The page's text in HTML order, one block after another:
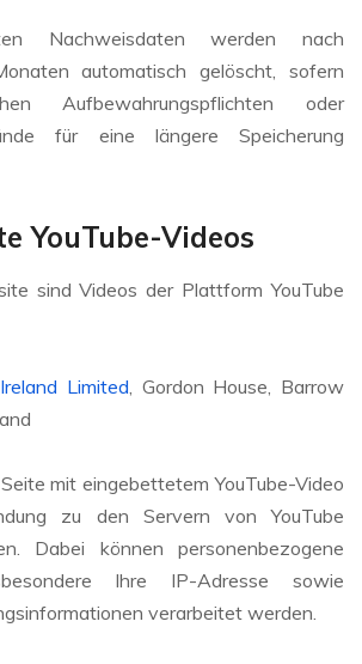
Nachweisdaten werden nach
automatisch gelöscht, sofern
Aufbewahrungspflichten oder
für eine längere Speicherung
YouTube-Videos
sind Videos der Plattform YouTube
Limited, Gordon House, Barrow
mit eingebettetem YouTube-Video
zu den Servern von YouTube
Dabei können personenbezogene
Ihre IP-Adresse sowie
verarbeitet werden.